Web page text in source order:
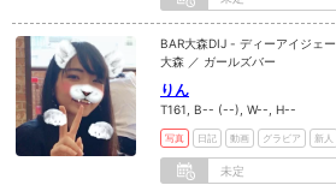
BAR大森DIJ - ディーアイジェー
大森 ／ ガールズバー
りん
T161, B-- (--), W--, H--
写真 日記 動画 グラビア 新人
未定